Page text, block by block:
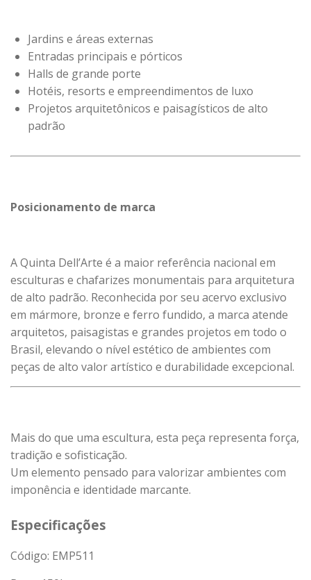
Jardins e áreas externas
Entradas principais e pórticos
Halls de grande porte
Hotéis, resorts e empreendimentos de luxo
Projetos arquitetônicos e paisagísticos de alto
padrão
Posicionamento de marca
A Quinta Dell’Arte é a maior referência nacional em
esculturas e chafarizes monumentais para arquitetura
de alto padrão. Reconhecida por seu acervo exclusivo
em mármore, bronze e ferro fundido, a marca atende
arquitetos, paisagistas e grandes projetos em todo o
Brasil, elevando o nível estético de ambientes com
peças de alto valor artístico e durabilidade excepcional.
Mais do que uma escultura, esta peça representa força,
tradição e sofisticação.
Um elemento pensado para valorizar ambientes com
imponência e identidade marcante.
Especificações
Código: EMP511